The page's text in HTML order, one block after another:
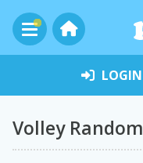
LOGIN
Volley Random